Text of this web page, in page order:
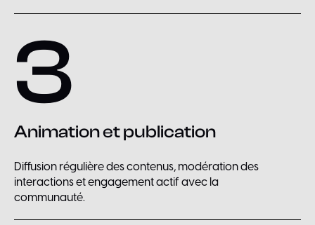
3
Animation et publication
Diffusion régulière des contenus, modération des
interactions et engagement actif avec la
communauté.